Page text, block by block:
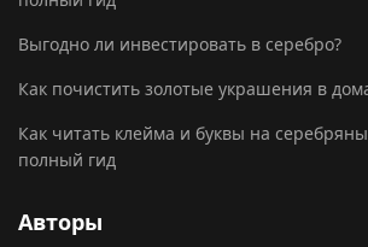
Выгодно ли инвестировать в серебро?
Как почистить золотые украшения в
Как читать клейма и буквы на
полный гид
Авторы